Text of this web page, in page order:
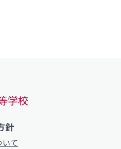
学校
針
いて